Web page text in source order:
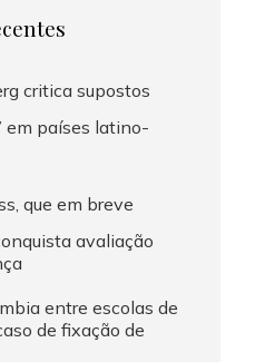
critica supostos
em países latino-
que em breve
avaliação